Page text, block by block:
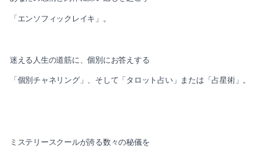
2019-10（2）
2019-08（3）
2019-04（4）
2020-01（1）
「エンソフィックレイキ」。
迷える人生の道筋に、個別にお答えする
「個別チャネリング」、そして「タロット占い」または「占星術」。
ミステリースクールが誇る数々の秘儀を